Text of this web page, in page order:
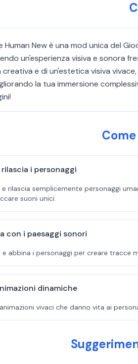
Human New è una mod unica del
un'esperienza visiva e sonora
e di un'estetica visiva
la tua immersione
i personaggi
e rilascia semplicemente personaggi
suoni unici.
con i paesaggi sonori
e abbina i personaggi per creare tracce
dinamiche
vivaci che danno vita ai